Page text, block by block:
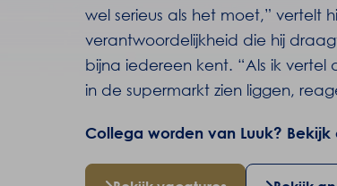
wel serieus als het moet,” vertelt
verantwoordelijkheid die hij
bijna iedereen kent. “Als ik
in de supermarkt zien liggen,
Collega worden van Luuk?